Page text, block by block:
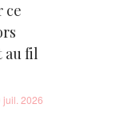
ce
au fil
juil. 2026